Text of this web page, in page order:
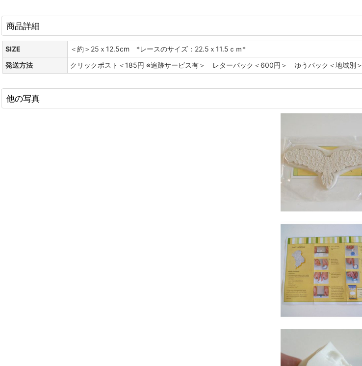
商品詳細
SIZE
＜約＞25ｘ12.5cm *レースのサイズ：22.5ｘ11.5ｃｍ*
発送方法
クリックポスト＜185円 ※追跡サービス有＞ レターパック＜600円＞ ゆうパック＜地域別＞
他の写真